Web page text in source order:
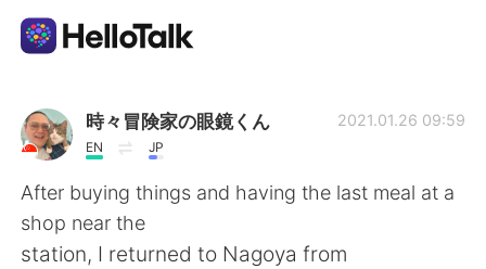
Dil Değişimi Uygulaması
AI Grammar Checker
Türkçe
時々冒険家の眼鏡くん
EN JP
2021.01.26 09:59
After buying things and having the last meal at a
shop near the
station, I returned to Nagoya from